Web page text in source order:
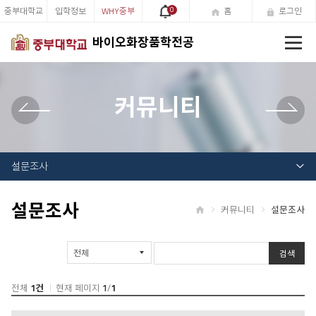
바이오화장품학전공
중부대학교 입학정보 WHY중부 0 홈 로그인
커뮤니티
설문조사
설문조사 커뮤니티 설문조사
게
검
색
검색
전체 1건 현재 페이지 1/1